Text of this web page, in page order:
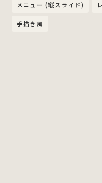
メニュー (縦スライド)
手描き風